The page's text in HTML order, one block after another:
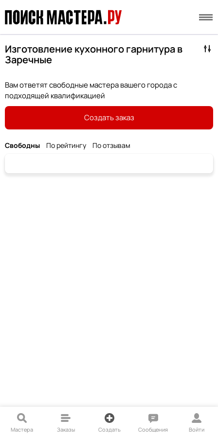
Изготовление кухонного гарнитура в
Заречные
Вам ответят свободные мастера вашего города с
подходящей квалификацией
Создать заказ
Свободны По рейтингу По отзывам
Мастера Заказы Создать Сообщения Войти